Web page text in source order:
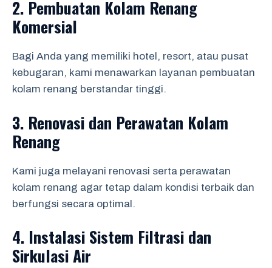
2. Pembuatan Kolam Renang
Komersial
Bagi Anda yang memiliki hotel, resort, atau pusat
kebugaran, kami menawarkan layanan pembuatan
kolam renang berstandar tinggi.
3. Renovasi dan Perawatan Kolam
Renang
Kami juga melayani renovasi serta perawatan
kolam renang agar tetap dalam kondisi terbaik dan
berfungsi secara optimal.
4. Instalasi Sistem Filtrasi dan
Sirkulasi Air